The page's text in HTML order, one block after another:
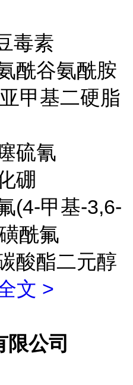
毒素
酰谷氨酰胺
甲基二硬脂
硫氰
硼
(4-甲基-3,6-
酰氟
酸酯二元醇
文 >
公司